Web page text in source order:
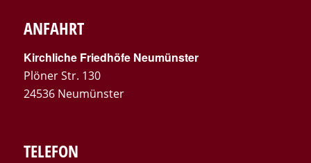
ANFAHRT
Kirchliche Friedhöfe Neumünster
Plöner Str. 130
24536 Neumünster
TELEFON